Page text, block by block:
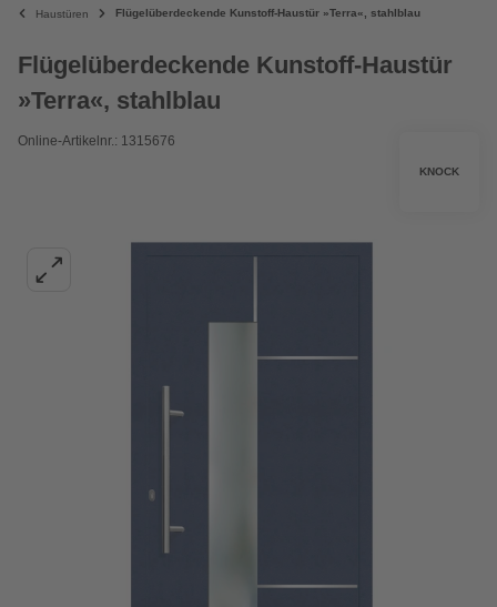
Haustüren Flügelüberdeckende Kunstoff-Haustür »Terra«, stahlblau
Flügelüberdeckende Kunstoff-Haustür
»Terra«, stahlblau
Online-Artikelnr.: 1315676
KNOCK